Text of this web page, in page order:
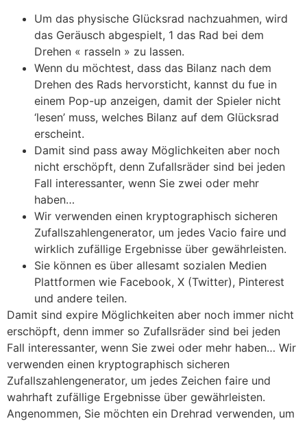
Um das physische Glücksrad nachzuahmen, wird
das Geräusch abgespielt, 1 das Rad bei dem
Drehen « rasseln » zu lassen.
Wenn du möchtest, dass das Bilanz nach dem
Drehen des Rads hervorsticht, kannst du fue in
einem Pop-up anzeigen, damit der Spieler nicht
‘lesen’ muss, welches Bilanz auf dem Glücksrad
erscheint.
Damit sind pass away Möglichkeiten aber noch
nicht erschöpft, denn Zufallsräder sind bei jeden
Fall interessanter, wenn Sie zwei oder mehr
haben…
Wir verwenden einen kryptographisch sicheren
Zufallszahlengenerator, um jedes Vacio faire und
wirklich zufällige Ergebnisse über gewährleisten.
Sie können es über allesamt sozialen Medien
Plattformen wie Facebook, X (Twitter), Pinterest
und andere teilen.
Damit sind expire Möglichkeiten aber noch immer nicht
erschöpft, denn immer so Zufallsräder sind bei jeden
Fall interessanter, wenn Sie zwei oder mehr haben… Wir
verwenden einen kryptographisch sicheren
Zufallszahlengenerator, um jedes Zeichen faire und
wahrhaft zufällige Ergebnisse über gewährleisten.
Angenommen, Sie möchten ein Drehrad verwenden, um